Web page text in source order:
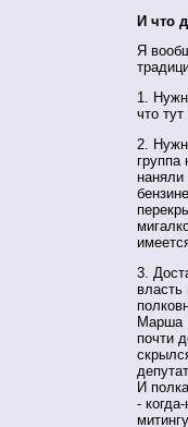
И что
Я
1.
что
2.
3.
Марша
почти
И
-